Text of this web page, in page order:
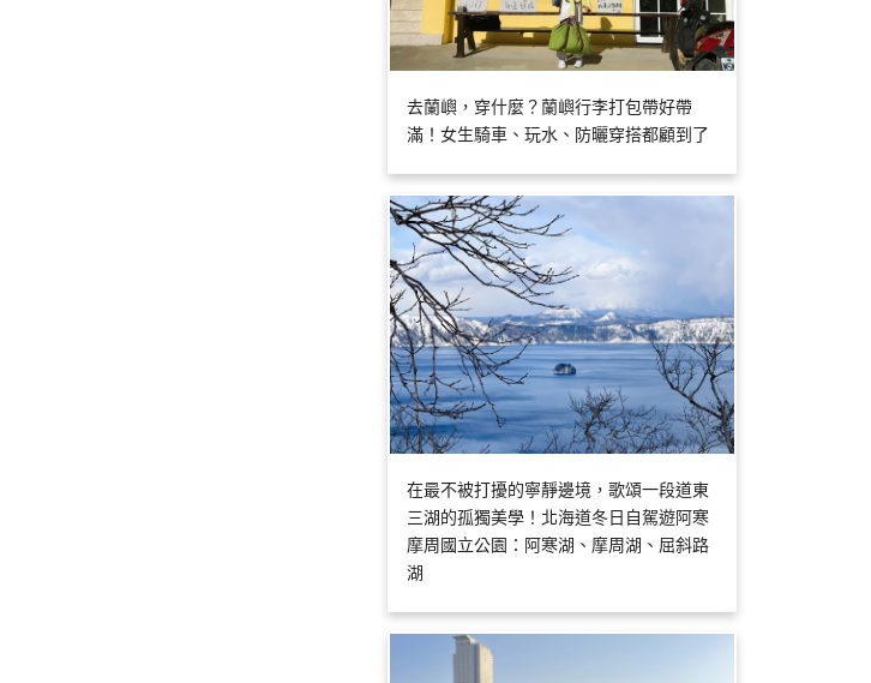
去蘭嶼，穿什麼？蘭嶼行李打包帶好帶
滿！女生騎車、玩水、防曬穿搭都顧到了
在最不被打擾的寧靜邊境，歌頌一段道東
三湖的孤獨美學！北海道冬日自駕遊阿寒
摩周國立公園：阿寒湖、摩周湖、屈斜路
湖